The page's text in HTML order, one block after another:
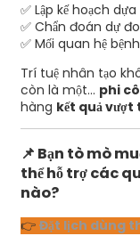
✅ Lập kế hoạch
✅ Chẩn đoán dự
✅ Mối quan hệ
Trí tuệ nhân tạo
còn là một... phi
hàng kết quả vượt
📌 Bạn tò mò
thể hỗ trợ các
nào?
👉 Đặt lịch dùng